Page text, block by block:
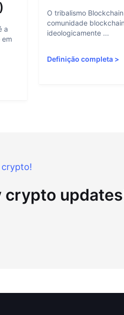
a
O tribalismo
comunidade
ideologicamente ...
Definição completa>
crypto!
crypto